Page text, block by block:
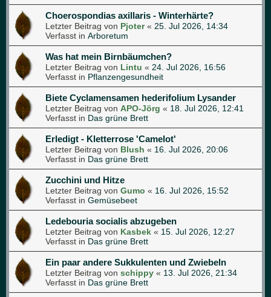
Choerospondias axillaris - Winterhärte?
Letzter Beitrag von Pjoter« 25. Jul 2026, 14:34
Verfasst in Arboretum
Was hat mein Birnbäumchen?
Letzter Beitrag von Lintu « 24. Jul 2026, 16:56
Verfasst in Pflanzengesundheit
Biete Cyclamensamen hederifolium Lysander
Letzter Beitrag von APO-Jörg « 18. Jul 2026, 12:41
Verfasst in Das grüne Brett
Erledigt - Kletterrose 'Camelot'
Letzter Beitrag von Blush « 16. Jul 2026, 20:06
Verfasst in Das grüne Brett
Zucchini und Hitze
Letzter Beitrag von Gumo « 16. Jul 2026, 15:52
Verfasst in Gemüsebeet
Ledebouria socialis abzugeben
Letzter Beitrag von Kasbek « 15. Jul 2026, 12:27
Verfasst in Das grüne Brett
Ein paar andere Sukkulenten und Zwiebeln
Letzter Beitrag von schippy « 13. Jul 2026, 21:34
Verfasst in Das grüne Brett